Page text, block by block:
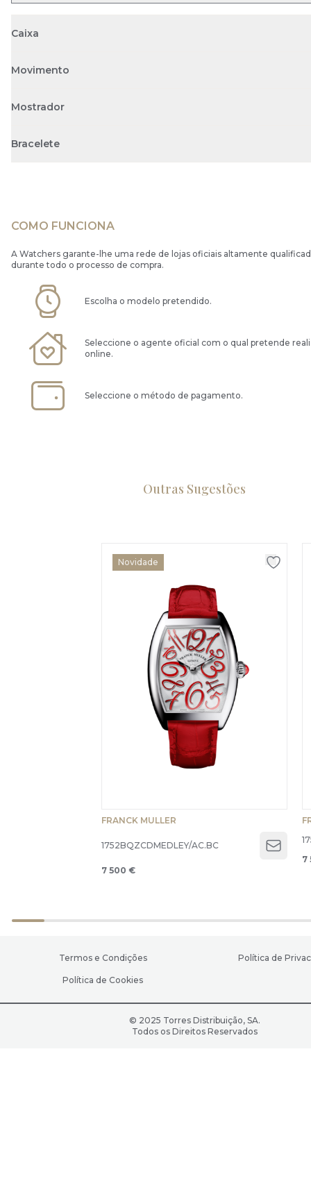
Caixa
Movimento
Mostrador
Bracelete
COMO FUNCIONA
A Watchers garante-lhe uma rede de lojas oficiais altamente
durante todo o processo de compra.
Escolha o modelo pretendido.
Seleccione o agente oficial com o qual pretende
online.
Seleccione o método de pagamento.
Outras Sugestões
Novidade
FRANCK MULLER
1752BQZCDMEDLEY/AC.BC
Open
7 500 €
7
Termos e Condições Política de
Política de Cookies
© 2025 Torres Distribuição, SA.
Todos os Direitos Reservados